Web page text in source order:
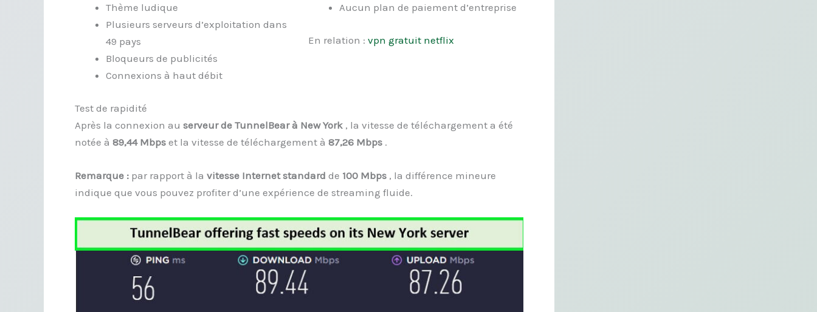
Thème ludique
Plusieurs serveurs d’exploitation dans
49 pays
Bloqueurs de publicités
Connexions à haut débit
Aucun plan de paiement d’entreprise
En relation : vpn gratuit netflix
Test de rapidité
Après la connexion au serveur de TunnelBear à New York , la vitesse de téléchargement a été
notée à 89,44 Mbps et la vitesse de téléchargement à 87,26 Mbps .
Remarque : par rapport à la vitesse Internet standard de 100 Mbps , la différence mineure
indique que vous pouvez profiter d’une expérience de streaming fluide.